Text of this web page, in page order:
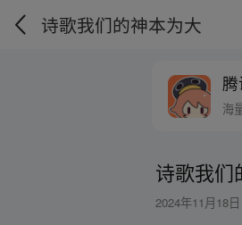
诗歌我们的神本为大
海
诗歌我们
2024年11月18